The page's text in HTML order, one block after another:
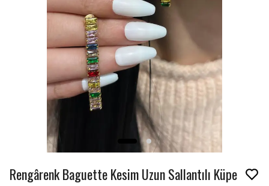
Rengârenk Baguette Kesim Uzun Sallantılı Küpe